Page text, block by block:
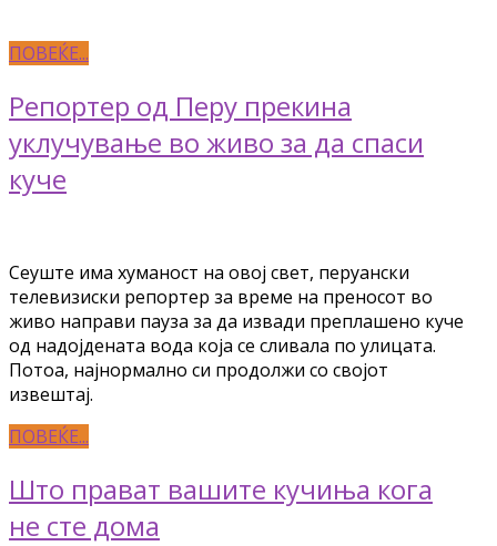
ПОВЕЌЕ...
Репортер од Перу прекина
уклучување во живо за да спаси
куче
Сеуште има хуманост на овој свет, перуански
телевизиски репортер за време на преносот во
живо направи пауза за да извади преплашено куче
од надојдената вода која се сливала по улицата.
Потоа, најнормално си продолжи со својот
извештај.
ПОВЕЌЕ...
Што прават вашите кучиња кога
не сте дома